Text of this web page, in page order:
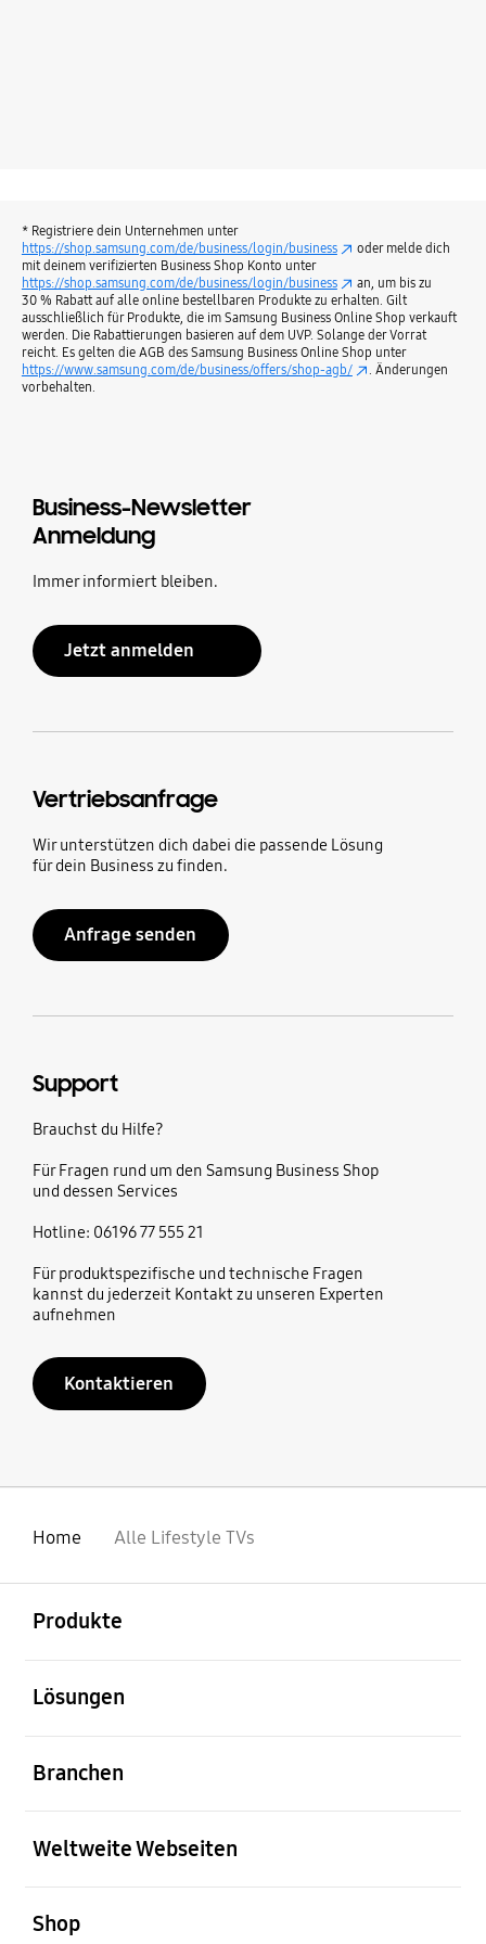
* Registriere dein Unternehmen unter
https://shop.samsung.com/de/business/login/business
oder melde dich
mit deinem verifizierten Business Shop Konto unter
https://shop.samsung.com/de/business/login/business
an, um bis zu
30 % Rabatt auf alle online bestellbaren Produkte zu erhalten. Gilt
ausschließlich für Produkte, die im Samsung Business Online Shop verkauft
werden. Die Rabattierungen basieren auf dem UVP. Solange der Vorrat
reicht. Es gelten die AGB des Samsung Business Online Shop unter
https://www.samsung.com/de/business/offers/shop-agb/
. Änderungen
vorbehalten.
Business-Newsletter
Anmeldung
Immer informiert bleiben.
Jetzt anmelden
Vertriebsanfrage
Wir unterstützen dich dabei die passende Lösung
für dein Business zu finden.
Anfrage senden
Support
Brauchst du Hilfe?
Für Fragen rund um den Samsung Business Shop
und dessen Services
Hotline: 06196 77 555 21
Für produktspezifische und technische Fragen
kannst du jederzeit Kontakt zu unseren Experten
aufnehmen
Kontaktieren
Home Alle Lifestyle TVs
Produkte
Lösungen
Branchen
Weltweite Webseiten
Shop